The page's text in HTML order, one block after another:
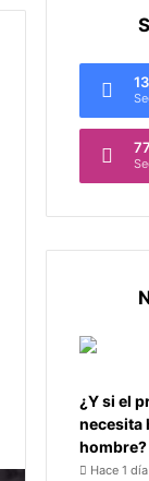
¿Y si el
necesita
hombre?
Hace 1 día